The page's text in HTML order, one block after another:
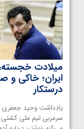
میلادت
ایران؛ خاکی و
درستکار
یادداشت وحید جعفری
سرمربی تیم ملی